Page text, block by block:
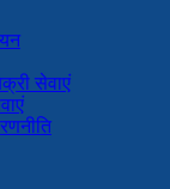
सेवाएं